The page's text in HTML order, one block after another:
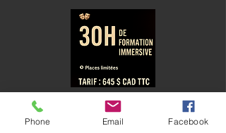
Phone Email Facebook